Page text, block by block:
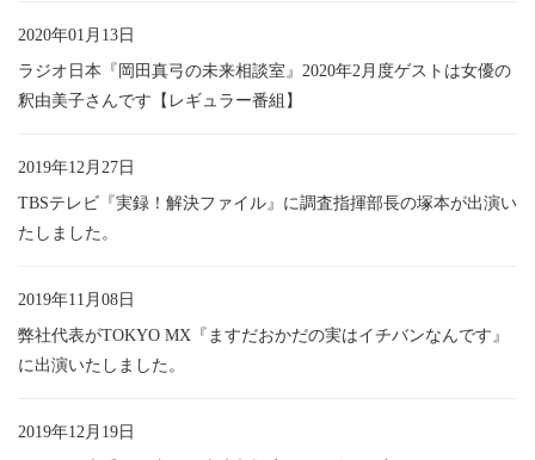
2020年01月13日
ラジオ日本『岡田真弓の未来相談室』2020年2月度ゲストは女優の
釈由美子さんです【レギュラー番組】
2019年12月27日
TBSテレビ『実録！解決ファイル』に調査指揮部長の塚本が出演い
たしました。
2019年11月08日
弊社代表がTOKYO MX『ますだおかだの実はイチバンなんです』
に出演いたしました。
2019年12月19日